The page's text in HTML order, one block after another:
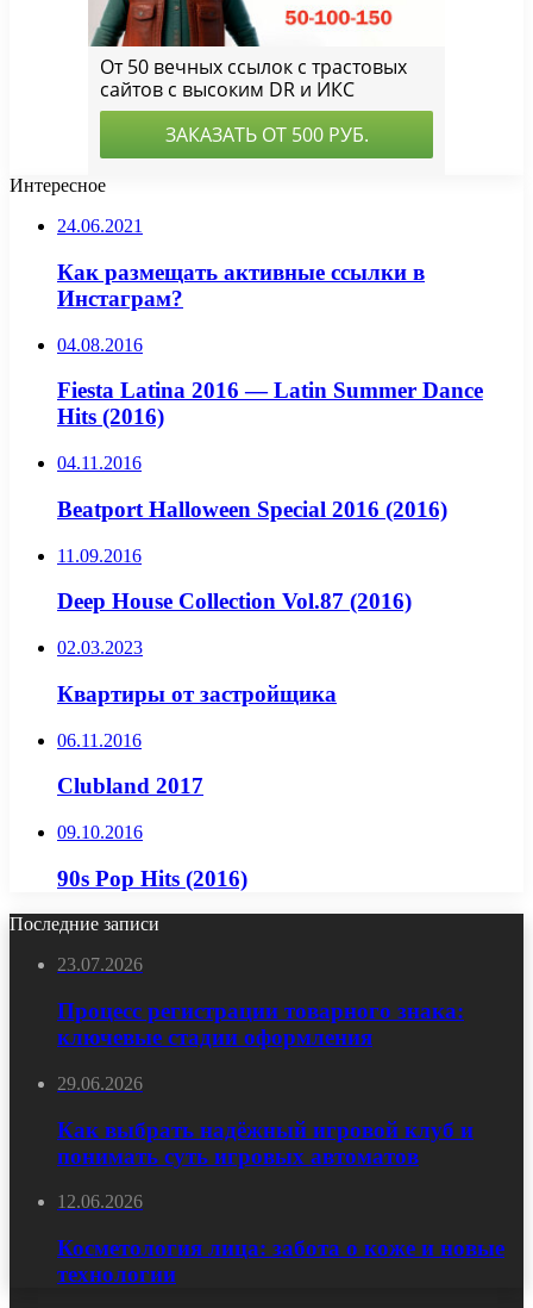
Интересное
24.06.2021
Как размещать активные ссылки в
Инстаграм?
04.08.2016
Fiesta Latina 2016 — Latin Summer Dance
Hits (2016)
04.11.2016
Beatport Halloween Special 2016 (2016)
11.09.2016
Deep House Collection Vol.87 (2016)
02.03.2023
Квартиры от застройщика
06.11.2016
Clubland 2017
09.10.2016
90s Pop Hits (2016)
Последние записи
23.07.2026
Процесс регистрации товарного знака:
ключевые стадии оформления
29.06.2026
Как выбрать надёжный игровой клуб и
понимать суть игровых автоматов
12.06.2026
Косметология лица: забота о коже и новые
технологии